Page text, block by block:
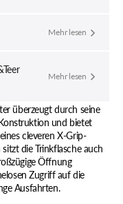
Mehr lesen
Mehr lesen
überzeugt durch seine
und bietet
cleveren X-Grip-
die Trinkflasche auch
Öffnung
Zugriff auf die
Ausfahrten.